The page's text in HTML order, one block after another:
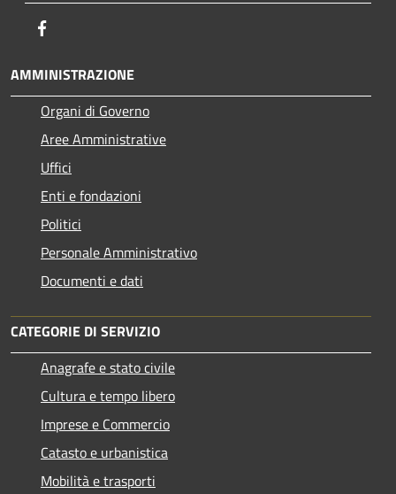
AMMINISTRAZIONE
Organi di Governo
Aree Amministrative
Uffici
Enti e fondazioni
Politici
Personale Amministrativo
Documenti e dati
CATEGORIE DI SERVIZIO
Anagrafe e stato civile
Cultura e tempo libero
Imprese e Commercio
Catasto e urbanistica
Mobilità e trasporti